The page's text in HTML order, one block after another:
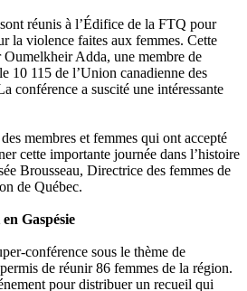
réunis à l’Édifice de la FTQ pour
la violence faites aux femmes. Cette
Adda, une membre de
10 115 de l’Union canadienne des
conférence a suscité une intéressante
membres et femmes qui ont accepté
cette importante journée dans l’histoire
Brousseau, Directrice des femmes de
de Québec.
Gaspésie
conférence sous le thème de
de réunir 86 femmes de la région.
pour distribuer un recueil qui